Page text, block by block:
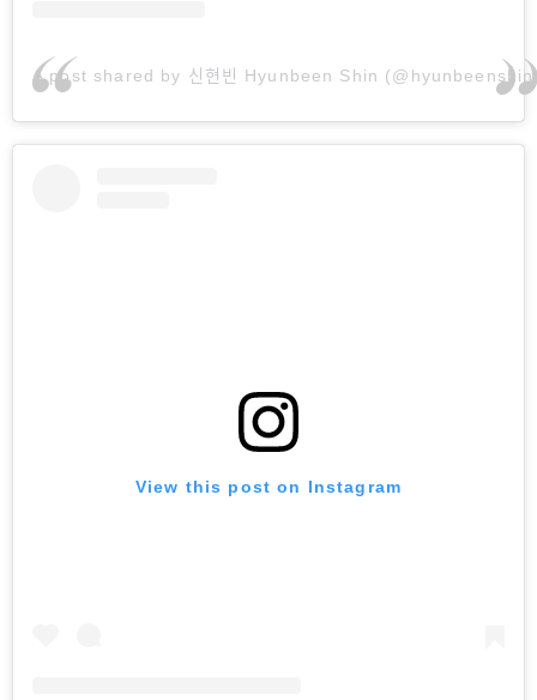
A post shared by 신현빈 Hyunbeen Shin
View this post on Instagram